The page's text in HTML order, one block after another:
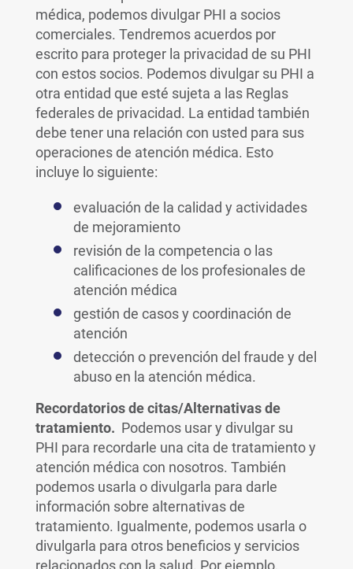
médica, podemos divulgar PHI a socios
comerciales. Tendremos acuerdos por
escrito para proteger la privacidad de su PHI
con estos socios. Podemos divulgar su PHI a
otra entidad que esté sujeta a las Reglas
federales de privacidad. La entidad también
debe tener una relación con usted para sus
operaciones de atención médica. Esto
incluye lo siguiente:
evaluación de la calidad y actividades
de mejoramiento
revisión de la competencia o las
calificaciones de los profesionales de
atención médica
gestión de casos y coordinación de
atención
detección o prevención del fraude y del
abuso en la atención médica.
Recordatorios de citas/Alternativas de
tratamiento. Podemos usar y divulgar su
PHI para recordarle una cita de tratamiento y
atención médica con nosotros. También
podemos usarla o divulgarla para darle
información sobre alternativas de
tratamiento. Igualmente, podemos usarla o
divulgarla para otros beneficios y servicios
relacionados con la salud. Por ejemplo,